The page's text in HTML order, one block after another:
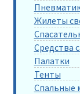
Жилеты
Средства
Палатки
Тенты
Спальные